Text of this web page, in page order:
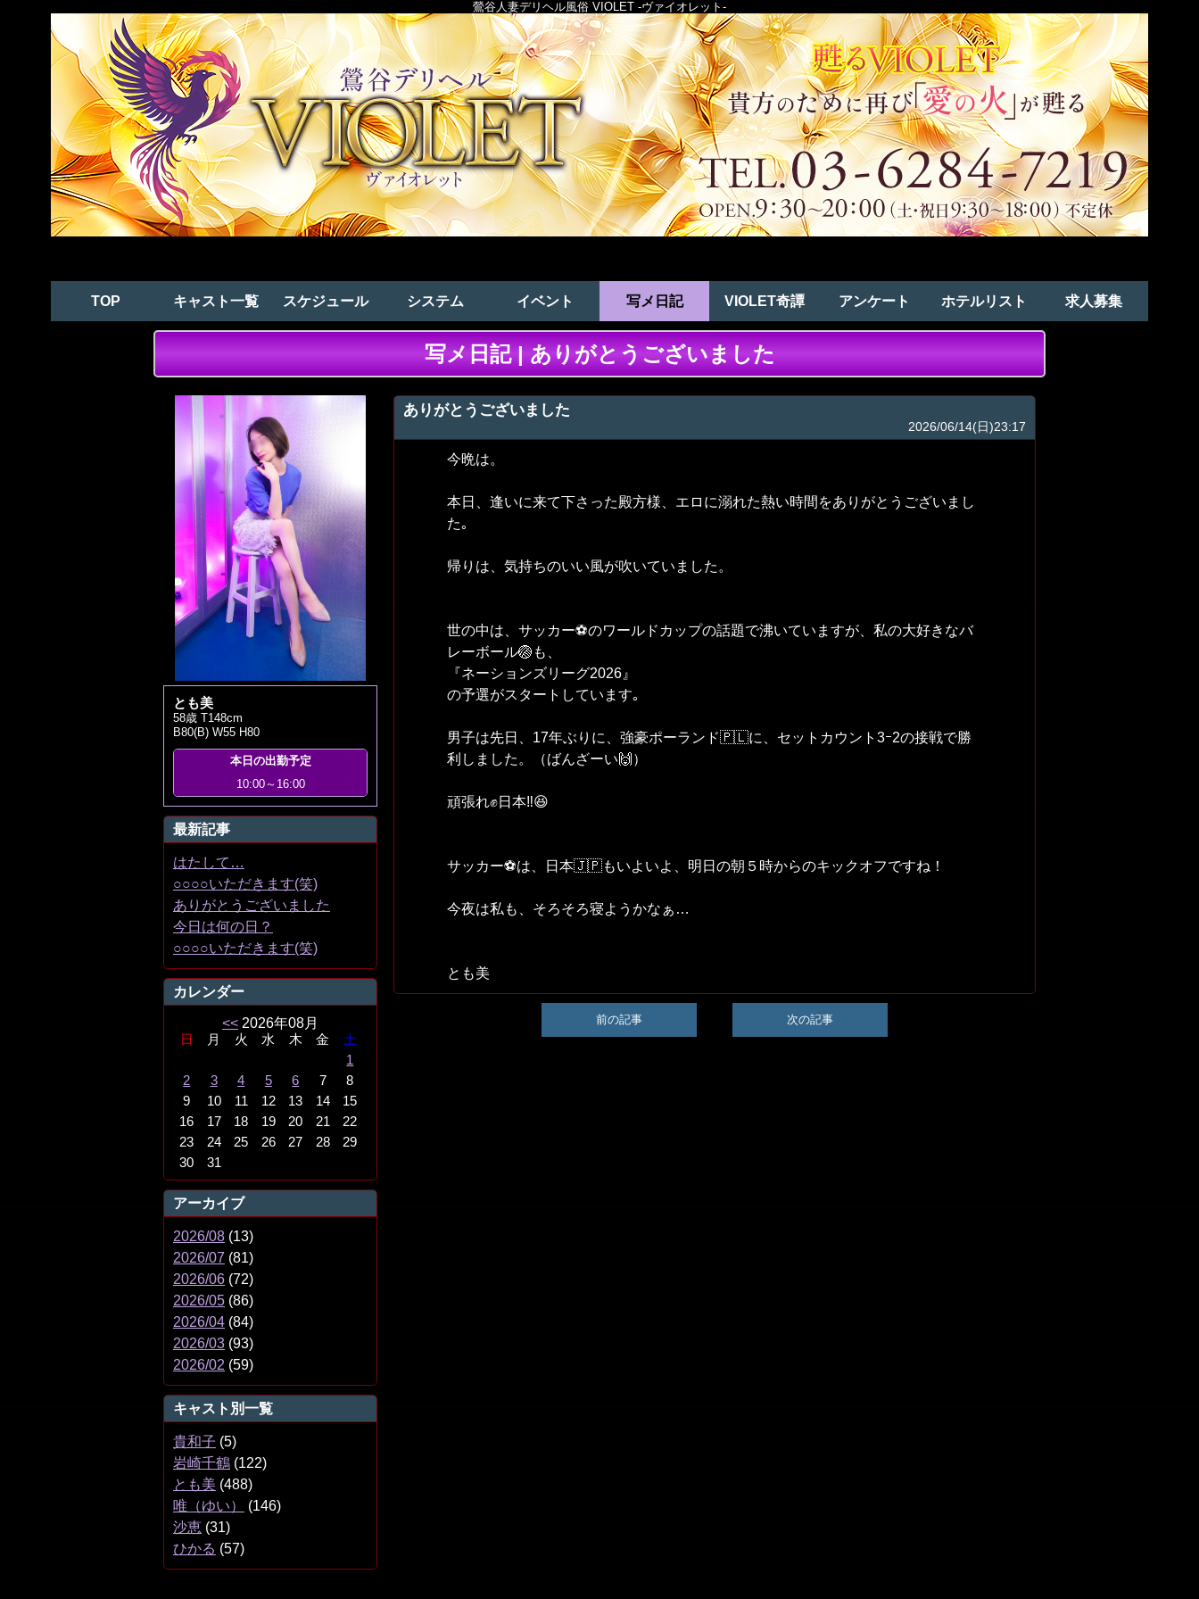
鶯谷人妻デリヘル風俗 VIOLET -ヴァイオレット-
TOP キャスト一覧 スケジュール システム イベント 写メ日記 VIOLET奇譚 アンケート ホテルリスト 求人募集
写メ日記 | ありがとうございました
とも美
58歳 T148cm
B80(B) W55 H80
本日の出勤予定
10:00～16:00
最新記事
はたして…
○○○○いただきます(笑)
ありがとうございました
今日は何の日？
○○○○いただきます(笑)
カレンダー
<< 2026年08月
日 月 火 水 木 金
土
1
2
3 4 5 6 7
8
9
10 11 12 13 14
15
16
17 18 19 20 21
22
23
24 25 26 27 28
29
30
31
アーカイブ
2026/08 (13)
2026/07 (81)
2026/06 (72)
2026/05 (86)
2026/04 (84)
2026/03 (93)
2026/02 (59)
キャスト別一覧
貴和子 (5)
岩崎千鶴 (122)
とも美 (488)
唯（ゆい）
(146)
沙恵 (31)
ひかる (57)
ありがとうございました
2026/06/14(日)23:17
今晩は。
本日、逢いに来て下さった殿方様、エロに溺れた熱い時間をありがとうございまし
た｡
帰りは、気持ちのいい風が吹いていました。
世の中は、サッカー⚽のワールドカップの話題で沸いていますが、私の大好きなバ
レーボール🏐も、
『ネーションズリーグ2026』
の予選がスタートしています｡
男子は先日、17年ぶりに、強豪ポーランド🇵🇱に、セットカウント3ｰ2の接戦で勝
利しました。（ばんざーい🙌）
頑張れ✊日本‼️😆
サッカー⚽は、日本🇯🇵もいよいよ、明日の朝５時からのキックオフですね！
今夜は私も、そろそろ寝ようかなぁ…
とも美
前の記事 次の記事